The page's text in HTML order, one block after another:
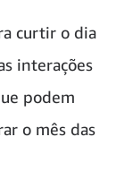
curtir o dia
interações
podem
o mês das